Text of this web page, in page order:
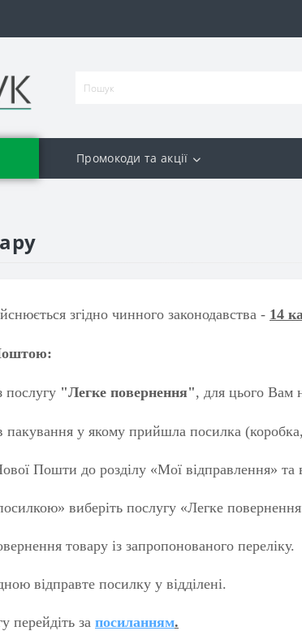
Промокоди та акції
згідно чинного законодавства - 14
послугу "Легке повернення", для цього Вам
пакування у якому прийшла посилка
Пошти до розділу «Мої відправлення»
виберіть послугу «Легке
товару із запропонованого переліку.
відправте посилку у відділені.
перейдіть за посиланням.